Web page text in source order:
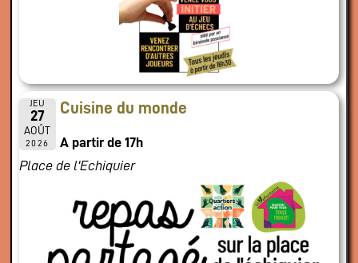
JEU
27
AOÛT
2026
Cuisine du monde
A partir de 17h
Place de l'Echiquier